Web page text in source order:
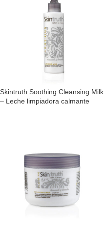
Skintruth Soothing Cleansing Milk
– Leche limpiadora calmante